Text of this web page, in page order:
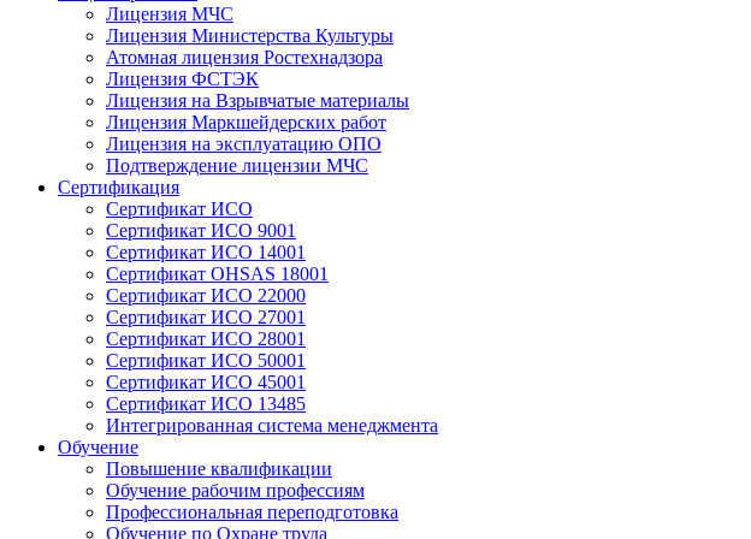
Лицензия МЧС
Лицензия Министерства Культуры
Атомная лицензия Ростехнадзора
Лицензия ФСТЭК
Лицензия на Взрывчатые материалы
Лицензия Маркшейдерских работ
Лицензия на эксплуатацию ОПО
Подтверждение лицензии МЧС
Сертификация
Сертификат ИСО
Сертификат ИСО 9001
Сертификат ИСО 14001
Сертификат OHSAS 18001
Сертификат ИСО 22000
Сертификат ИСО 27001
Сертификат ИСО 28001
Сертификат ИСО 50001
Сертификат ИСО 45001
Сертификат ИСО 13485
Интегрированная система менеджмента
Обучение
Повышение квалификации
Обучение рабочим профессиям
Профессиональная переподготовка
Обучение по Охране труда